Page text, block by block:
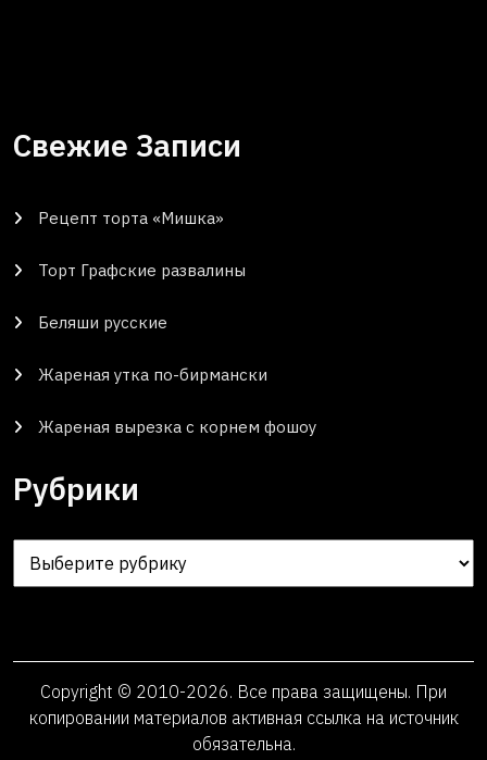
Свежие Записи
Рецепт торта «Мишка»
Торт Графские развалины
Беляши русские
Жареная утка по-бирмански
Жареная вырезка с корнем фошоу
Рубрики
Рубрики
Copyright © 2010-2026. Все права защищены. При
копировании материалов активная ссылка на источник
обязательна.